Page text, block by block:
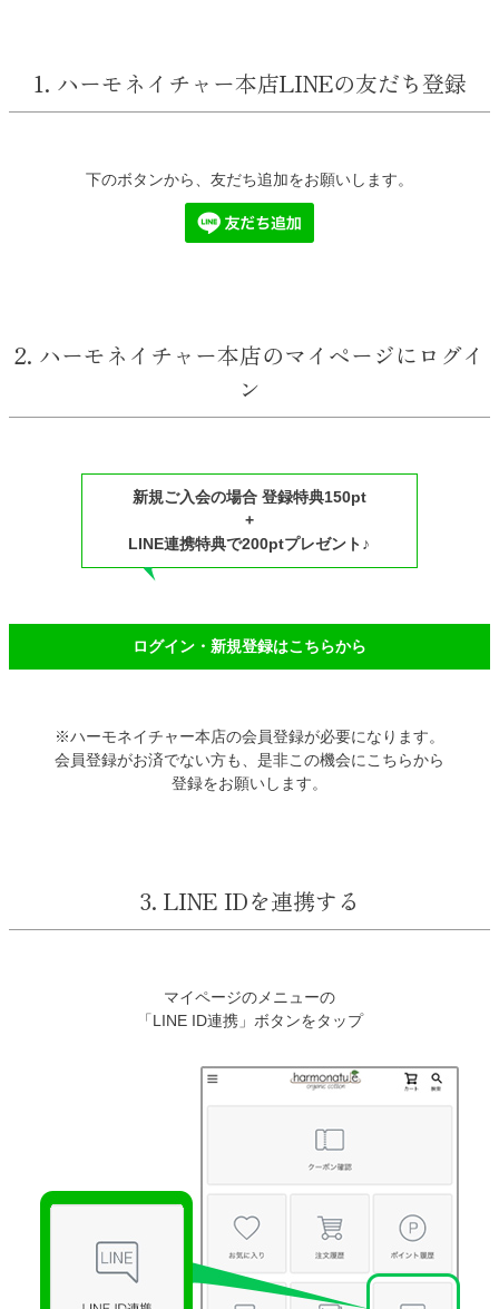
1. ハーモネイチャー本店LINEの友だち登録
下のボタンから、友だち追加をお願いします。
2. ハーモネイチャー本店のマイページにログイ
ン
新規ご入会の場合 登録特典150pt
+
LINE連携特典で200ptプレゼント♪
ログイン・新規登録はこちらから
※ハーモネイチャー本店の会員登録が必要になります。
会員登録がお済でない方も、是非この機会にこちらから
登録をお願いします。
3. LINE IDを連携する
マイページのメニューの
「LINE ID連携」ボタンをタップ